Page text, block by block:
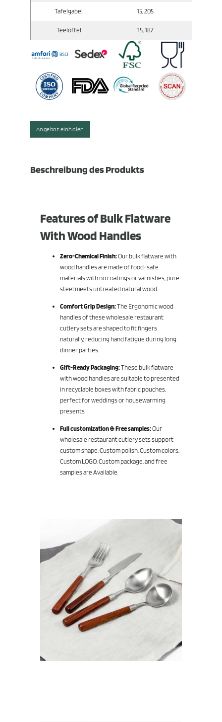
Tafelgabel 15, 205
Teelöffel 15, 187
Angebot einholen
Beschreibung des Produkts
Features of Bulk Flatware
With Wood Handles
Zero-Chemical Finish:Our bulk flatware with
wood handles are made of food-safe
materials with no coatings or varnishes, pure
steel meets untreated natural wood.
Comfort Grip Design:The Ergonomic wood
handles of these wholesale restaurant
cutlery sets are shaped to fit fingers
naturally, reducing hand fatigue during long
dinner parties.
Gift-Ready Packaging:These bulk flatware
with wood handles are suitable to presented
in recyclable boxes with fabric pouches,
perfect for weddings or housewarming
presents
Full customization & Free samples:Our
wholesale restaurant cutlery sets support
custom shape, Custom polish, Custom colors,
Custom LOGO, Custom package, and free
samples are Available.